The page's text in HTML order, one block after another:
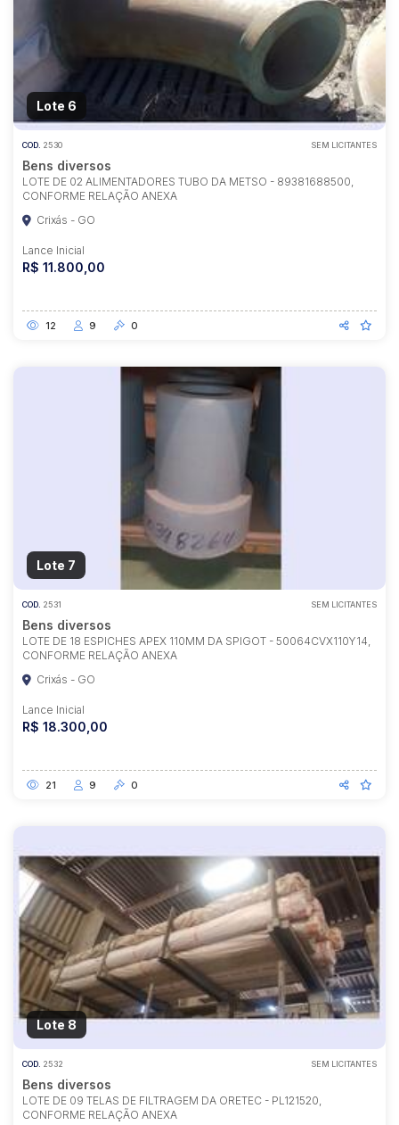
Lote 6
COD. 2530 SEM LICITANTES
Bens diversos
LOTE DE 02 ALIMENTADORES TUBO DA METSO - 89381688500,
CONFORME RELAÇÃO ANEXA
Crixás - GO
Lance Inicial
R$ 11.800,00
12 9 0
Lote 7
COD. 2531 SEM LICITANTES
Bens diversos
LOTE DE 18 ESPICHES APEX 110MM DA SPIGOT - 50064CVX110Y14,
CONFORME RELAÇÃO ANEXA
Crixás - GO
Lance Inicial
R$ 18.300,00
21 9 0
Lote 8
COD. 2532 SEM LICITANTES
Bens diversos
LOTE DE 09 TELAS DE FILTRAGEM DA ORETEC - PL121520,
CONFORME RELAÇÃO ANEXA